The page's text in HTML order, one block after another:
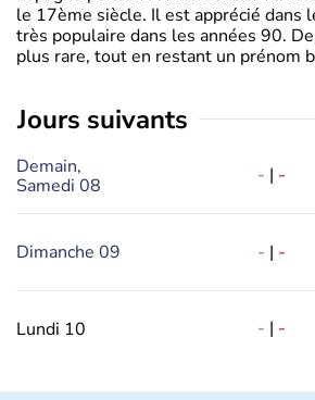
le 17ème siècle. Il est apprécié dans
très populaire dans les années 90.
plus rare, tout en restant un prénom
jours suivants
Demain,
Samedi 08
- | -
Dimanche 09 - | -
Lundi 10 - | -